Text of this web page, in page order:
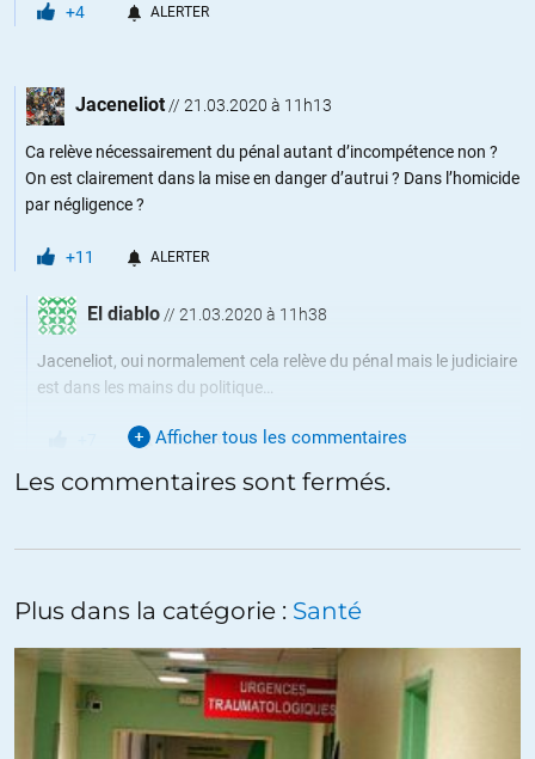
+4 ALERTER
Jaceneliot // 21.03.2020 à 11h13
Ca relève nécessairement du pénal autant d’incompétence non ?
On est clairement dans la mise en danger d’autrui ? Dans l’homicide
par négligence ?
+11 ALERTER
El diablo // 21.03.2020 à 11h38
Jaceneliot, oui normalement cela relève du pénal mais le judiciaire
est dans les mains du politique…
ALERTER
Moussars
+11
Danielle VQ //21.03.2020 à 12h01
Afficher tous les commentaires
Les commentaires sont fermés.
Plus dans la catégorie : Santé